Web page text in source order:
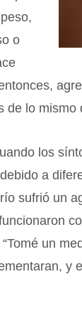
o
de lo mismo
los
a
sufrió un
un
y